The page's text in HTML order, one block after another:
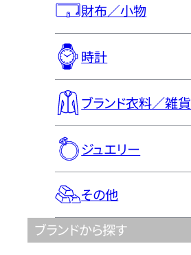
財布／小物
時計
ブランド衣料／雑貨
ジュエリー
その他
ブランドから探す